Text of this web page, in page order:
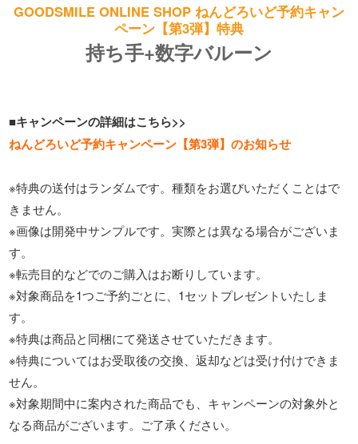
GOODSMILE ONLINE SHOP ねんどろいど予約キャン
ペーン【第3弾】特典
持ち手+数字バルーン
■キャンペーンの詳細はこちら>>
ねんどろいど予約キャンペーン【第3弾】のお知らせ
※特典の送付はランダムです。種類をお選びいただくことはで
きません。
※画像は開発中サンプルです。実際とは異なる場合がございま
す。
※転売目的などでのご購入はお断りしています。
※対象商品を1つご予約ごとに、1セットプレゼントいたしま
す。
※特典は商品と同梱にて発送させていただきます。
※特典についてはお受取後の交換、返却などは受け付けできま
せん。
※対象期間中に案内された商品でも、キャンペーンの対象外と
なる商品がございます。ご了承ください。